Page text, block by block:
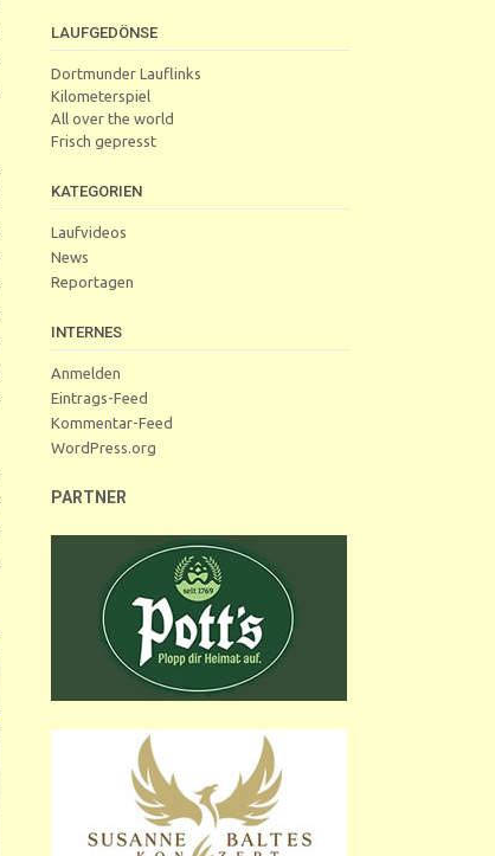
LAUFGEDÖNSE
Dortmunder Lauflinks
Kilometerspiel
All over the world
Frisch gepresst
KATEGORIEN
Laufvideos
News
Reportagen
INTERNES
Anmelden
Eintrags-Feed
Kommentar-Feed
WordPress.org
PARTNER